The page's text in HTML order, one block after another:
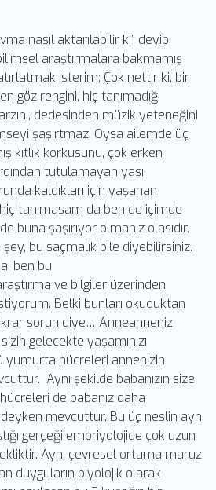
nasıl aktarılabilir ki” deyip
araştırmalara bakmamış
isterim; Çok nettir ki, bir
göz rengini, hiç tanımadığı
dedesinden müzik yeteneğini
şaşırtmaz. Oysa ailemde üç
kıtlık korkusunu, çok erken
tutulamayan yası,
kaldıkları için yaşanan
tanımasam da ben de içimde
buna şaşırıyor olmanız olasıdır.
bu saçmalık bile diyebilirsiniz.
ben bu
ve bilgiler üzerinden
Belki bunları okuduktan
sorun diye… Anneanneniz
gelecekte yaşamınızı
yumurta hücreleri annenizin
Aynı şekilde babanızın size
de babanız daha
mevcuttur. Bu üç neslin aynı
gerçeği embriyolojide çok uzun
Aynı çevresel ortama maruz
duyguların biyolojik olarak